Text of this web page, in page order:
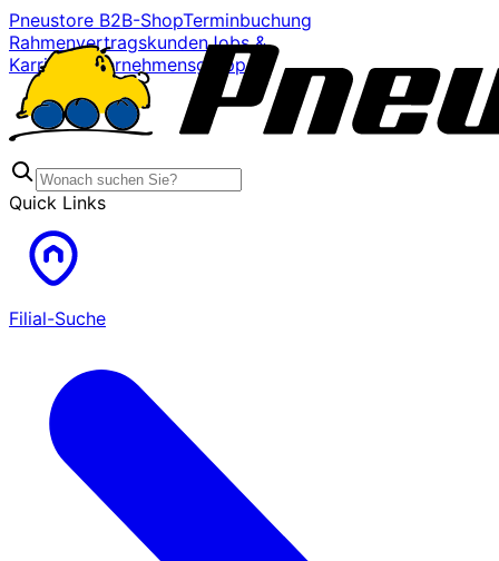
Pneustore B2B-ShopTerminbuchung
RahmenvertragskundenJobs &
Karriere
Unternehmensgruppe
Quick Links
Filial-Suche